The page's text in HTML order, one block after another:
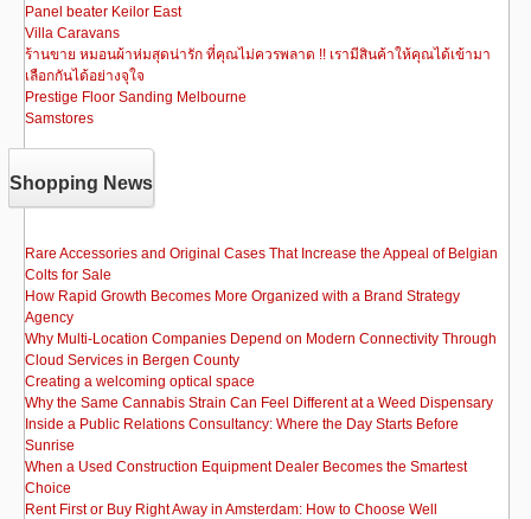
Panel beater Keilor East
Villa Caravans
ร้านขาย หมอนผ้าห่มสุดน่ารัก ที่คุณไม่ควรพลาด !! เรามีสินค้าให้คุณได้เข้ามา
เลือกกันได้อย่างจุใจ
Prestige Floor Sanding Melbourne
Samstores
Shopping News
Rare Accessories and Original Cases That Increase the Appeal of Belgian
Colts for Sale
How Rapid Growth Becomes More Organized with a Brand Strategy
Agency
Why Multi-Location Companies Depend on Modern Connectivity Through
Cloud Services in Bergen County
Creating a welcoming optical space
Why the Same Cannabis Strain Can Feel Different at a Weed Dispensary
Inside a Public Relations Consultancy: Where the Day Starts Before
Sunrise
When a Used Construction Equipment Dealer Becomes the Smartest
Choice
Rent First or Buy Right Away in Amsterdam: How to Choose Well